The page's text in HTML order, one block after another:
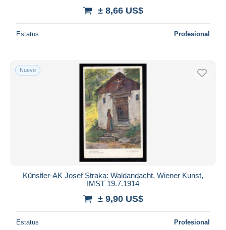
± 8,66 US$
Estatus Profesional
Nuevo
Künstler-AK Josef Straka: Waldandacht, Wiener Kunst,
IMST 19.7.1914
± 9,90 US$
Estatus Profesional